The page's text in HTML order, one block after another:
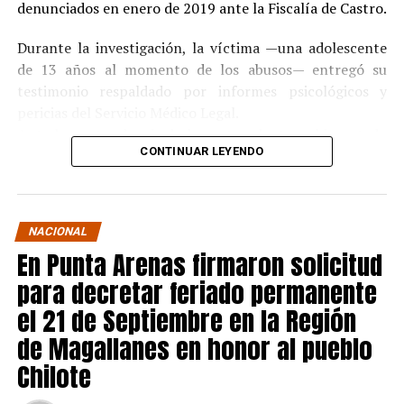
denunciados en enero de 2019 ante la Fiscalía de Castro.
Durante la investigación, la víctima —una adolescente
de 13 años al momento de los abusos— entregó su
testimonio respaldado por informes psicológicos y
Ante la contundencia de los antecedentes, el imputado
aceptó los cargosen un procedimiento abreviado,
La condena y el cumplimiento en libertad
ElJuzgado de Garantía de Castrodictó sentencia en
noviembre de 2021, condenando a Pedro Montecinos a
tres años y un día de presidio menor en su grado
máximo, más las accesorias legales de inhabilitación
para cargos públicos y prohibición de acercarse a la
víctima.
CONTINUAR LEYENDO
NACIONAL
En Punta Arenas firmaron solicitud
para decretar feriado permanente
el 21 de Septiembre en la Región
de Magallanes en honor al pueblo
Chilote